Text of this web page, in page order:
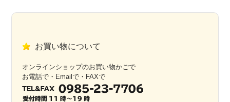
お買い物について
オンラインショップのお買い物かごで
お電話で・Emailで・FAXで